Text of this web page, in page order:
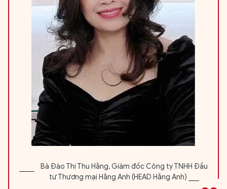
Bà Đào Thị Thu Hằng, Giám đốc Công ty TNHH Đầu
tư Thương mại Hằng Anh (HEAD Hằng Anh) ___